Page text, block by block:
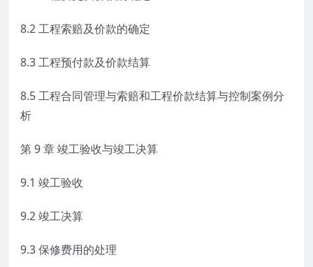
8.2 工程索赔及价款的确定
8.3 工程预付款及价款结算
8.5 工程合同管理与索赔和工程价款结算与控制案例分
析
第 9 章 竣工验收与竣工决算
9.1 竣工验收
9.2 竣工决算
9.3 保修费用的处理